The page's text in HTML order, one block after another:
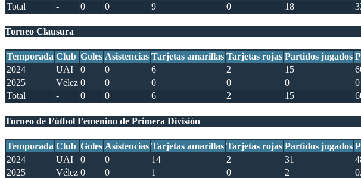
Total
- 0 0 9 0 18
Torneo Clausura
Temporada Club Goles Asistencias Tarjetas amarillas Tarjetas rojas Partidos jugados
2024
UAI 0 0 6 2 15
2025
Vélez 0 0 0 0 0 0
Total
- 0 0 6 2 15
Torneo de Fútbol Femenino de Primera División
Temporada Club Goles Asistencias Tarjetas amarillas Tarjetas rojas Partidos jugados
2024
UAI 0 0 14 2 31
2025
Vélez 0 0 1 0 2